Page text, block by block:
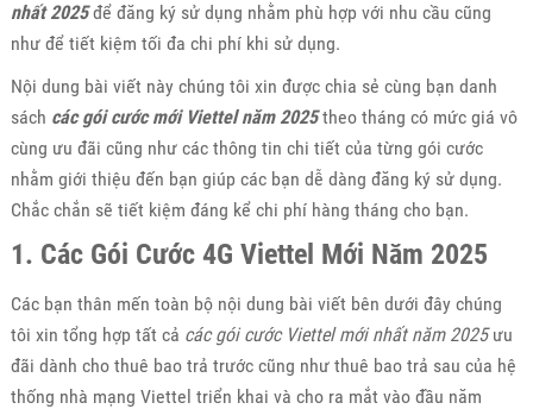
nhất 2025để đăng ký sử dụng nhằm phù hợp với nhu cầu cũng
như để tiết kiệm tối đa chi phí khi sử dụng.
Nội dung bài viết này chúng tôi xin được chia sẻ cùng bạn danh
sách các gói cước mới Viettel năm 2025theo tháng có mức giá vô
cùng ưu đãi cũng như các thông tin chi tiết của từng gói cước
nhằm giới thiệu đến bạn giúp các bạn dễ dàng đăng ký sử dụng.
Chắc chắn sẽ tiết kiệm đáng kể chi phí hàng tháng cho bạn.
1. Các Gói Cước 4G Viettel Mới Năm 2025
Các bạn thân mến toàn bộ nội dung bài viết bên dưới đây chúng
tôi xin tổng hợp tất cả các gói cước Viettel mới nhất năm 2025ưu
đãi dành cho thuê bao trả trước cũng như thuê bao trả sau của hệ
thống nhà mạng Viettel triển khai và cho ra mắt vào đầu năm